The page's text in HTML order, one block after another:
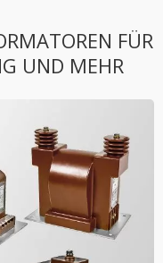
FÜR M
UND MEHR